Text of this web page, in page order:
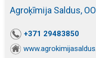
Agroķīmija Saldus,
+371 29483850